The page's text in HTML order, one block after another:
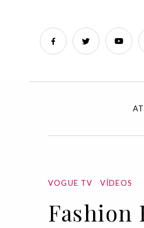
VOGUE TV VÍDEOS
Fashion